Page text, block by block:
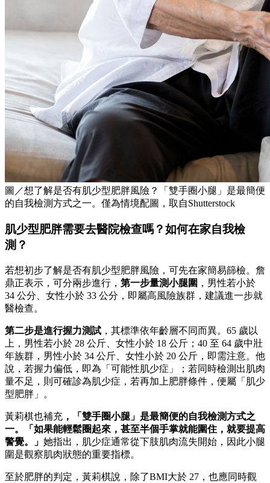
圖／想了解是否有肌少型肥胖風險？「雙手圈小腿」是最簡便
的自我檢測方式之一。僅為情境配圖，取自Shutterstock
肌少型肥胖需要去醫院檢查嗎？如何在家自我檢
測？
若想初步了解是否有肌少型肥胖風險，可先在家簡易篩檢。詹
鼎正表示，可分兩步進行， 第一步量測小腿圍 ，男性若小於
34 公分、女性小於 33 公分，即屬高風險族群，建議進一步就
醫檢查。
第二步是進行握力測試 ，其標準依年齡層不同而異。65 歲以
上，男性若小於 28 公斤、女性小於 18 公斤；40 至 64 歲中壯
年族群，男性小於 34 公斤、女性小於 20 公斤，即需注意。他
說，若握力偏低，即為「可能性肌少症」；若同時檢測出肌肉
量不足，則可確診為肌少症，若再加上肥胖條件，便屬「肌少
型肥胖」。
黃莉棋也補充 ，
「雙手圈小腿」是最簡便的自我檢測方式之
一。「如果能輕鬆圈起來，甚至半個手掌就能圍住，就要提高
警覺。」 她指出，肌少症通常從下肢肌肉流失開始，因此小腿
圍是觀察肌肉狀態的重要指標。
至於肥胖的判定，黃莉棋說，除了BMI大於 27，也應同時觀